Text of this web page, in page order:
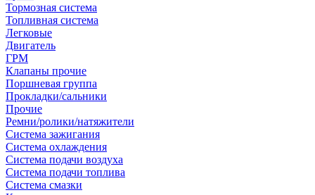
Тормозная система
Топливная система
Легковые
Двигатель
ГРМ
Клапаны прочие
Поршневая группа
Прокладки/сальники
Прочие
Ремни/ролики/натяжители
Система зажигания
Система охлаждения
Система подачи воздуха
Система подачи топлива
Система смазки